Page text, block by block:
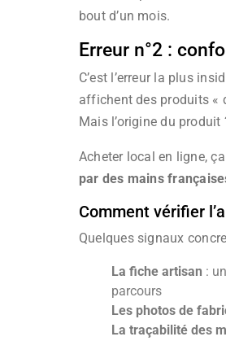
bout d’un mois.
Erreur n°2 :
C’est l’erreur la plus
affichent des produits «
Mais l’origine du
Acheter local en ligne,
par des mains
Comment vérifier
Quelques signaux
La fiche artisan :
parcours
Les photos de
La traçabilité des